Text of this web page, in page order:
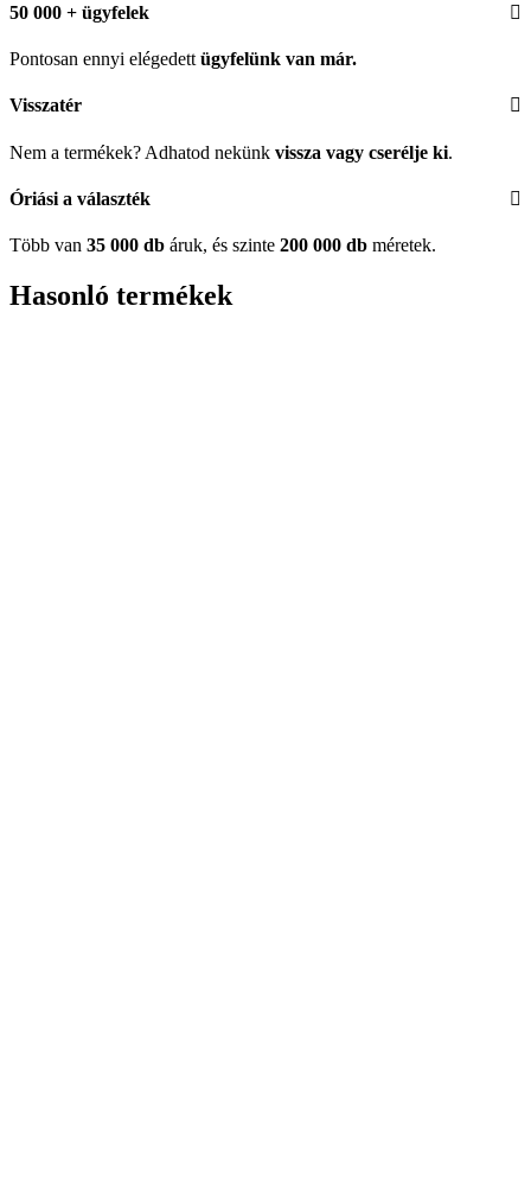
50 000 + ügyfelek
Pontosan ennyi elégedett ügyfelünk van már.
Visszatér
Nem a termékek? Adhatod nekünk vissza vagy cserélje ki.
Óriási a választék
Több van 35 000 db áruk, és szinte 200 000 db méretek.
Hasonló termékek